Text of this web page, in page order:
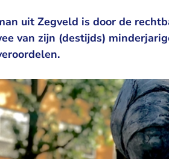
uit Zegveld is door de
van zijn (destijds)